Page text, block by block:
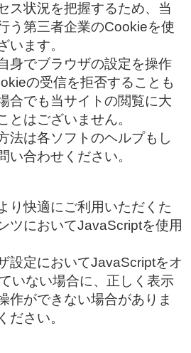
ス状況を把握するため、当
う第三者企業のCookieを使
います。
身でブラウザの設定を操作
の受信を拒否することも
合でも当サイトの閲覧に大
とはございません。
法は各ソフトのヘルプもし
い合わせください。
り快適にご利用いただくた
ツにおいてJavaScriptを使用
設定においてJavaScriptをオ
いない場合に、正しく表示
作ができない場合がありま
ださい。